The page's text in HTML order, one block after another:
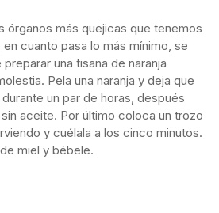
órganos más quejicas que tenemos
cuanto pasa lo más mínimo, se
una tisana de naranja
Pela una naranja y deja que
un par de horas, después
aceite. Por último coloca un trozo
y cuélala a los cinco minutos.
miel y bébele.